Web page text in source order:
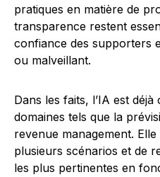
pratiques en matière de
transparence restent
confiance des supporters
ou malveillant.
Dans les faits, l’IA est
domaines tels que la
revenue management.
plusieurs scénarios et de
les plus pertinentes en